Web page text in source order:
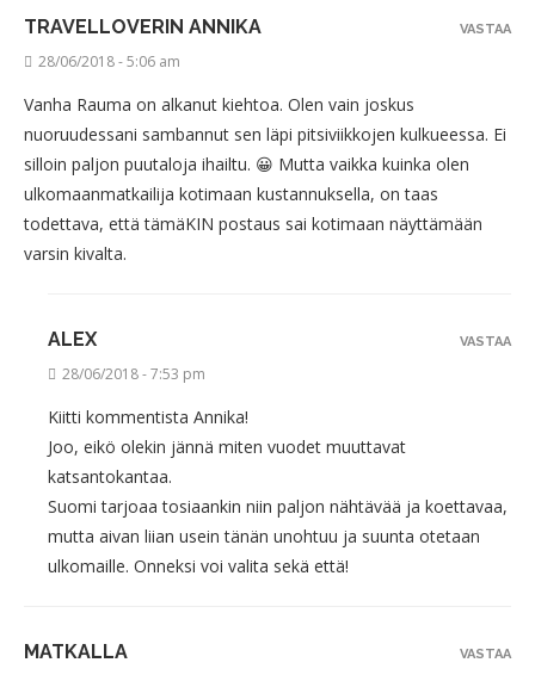
TRAVELLOVERIN ANNIKA
28/06/2018 - 5:06 am
Vanha Rauma on alkanut kiehtoa. Olen vain joskus
nuoruudessani sambannut sen läpi pitsiviikkojen kulkueessa. Ei
silloin paljon puutaloja ihailtu. 😀 Mutta vaikka kuinka olen
ulkomaanmatkailija kotimaan kustannuksella, on taas
todettava, että tämäKIN postaus sai kotimaan näyttämään
varsin kivalta.
VASTAA
ALEX
28/06/2018 - 7:53 pm
Kiitti kommentista Annika!
Joo, eikö olekin jännä miten vuodet muuttavat
katsantokantaa.
Suomi tarjoaa tosiaankin niin paljon nähtävää ja koettavaa,
mutta aivan liian usein tänän unohtuu ja suunta otetaan
ulkomaille. Onneksi voi valita sekä että!
VASTAA
MATKALLA VASTAA